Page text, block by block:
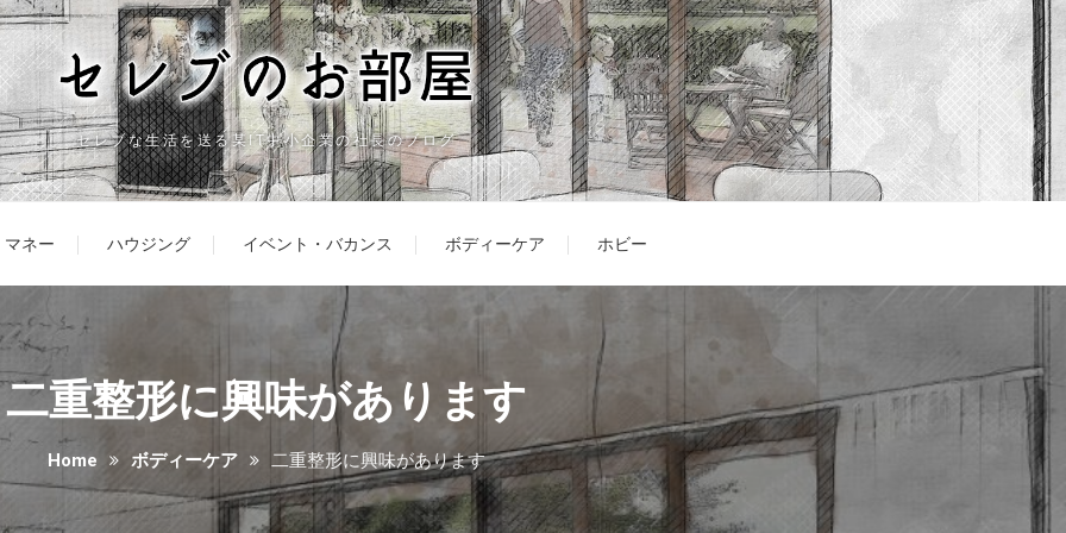
セレブな生活を送る某IT中小企業の社長のブログ
マネー ハウジング イベント・バカンス ボディーケア ホビー
二重整形に興味があります
Home ボディーケア 二重整形に興味があります